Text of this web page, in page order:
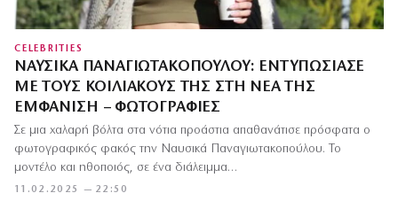
CELEBRITIES
ΝΑΥΣΙΚΆ ΠΑΝΑΓΙΩΤΑΚΟΠΟΎΛΟΥ: ΕΝΤΥΠΩΣΊΑΣΕ
ΜΕ ΤΟΥΣ ΚΟΙΛΙΑΚΟΎΣ ΤΗΣ ΣΤΗ ΝΈΑ ΤΗΣ
ΕΜΦΆΝΙΣΗ – ΦΩΤΟΓΡΑΦΊΕΣ
11.02.2025 — 22:50
Σε μια χαλαρή βόλτα στα νότια προάστια απαθανάτισε πρόσφατα ο
φωτογραφικός φακός την Ναυσικά Παναγιωτακοπούλου. Το
μοντέλο και ηθοποιός, σε ένα διάλειμμα…